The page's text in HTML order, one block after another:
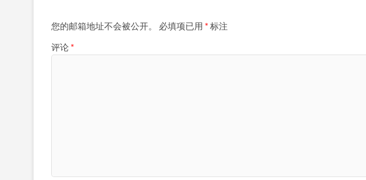
您的邮箱地址不会被公开。 必填项已用 * 标注
评论 *